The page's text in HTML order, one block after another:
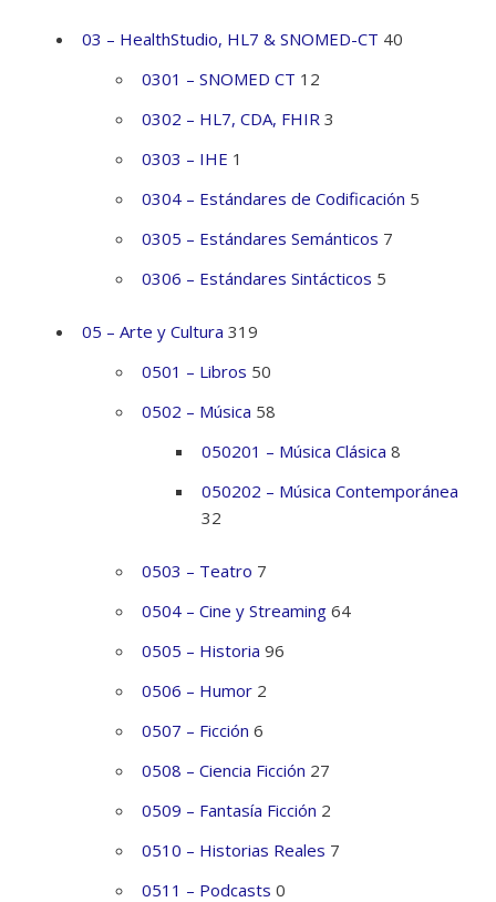
03 – HealthStudio, HL7 & SNOMED-CT 40
0301 – SNOMED CT 12
0302 – HL7, CDA, FHIR 3
0303 – IHE 1
0304 – Estándares de Codificación 5
0305 – Estándares Semánticos 7
0306 – Estándares Sintácticos 5
05 – Arte y Cultura 319
0501 – Libros 50
0502 – Música 58
050201 – Música Clásica 8
050202 – Música Contemporánea
32
0503 – Teatro 7
0504 – Cine y Streaming 64
0505 – Historia 96
0506 – Humor 2
0507 – Ficción 6
0508 – Ciencia Ficción 27
0509 – Fantasía Ficción 2
0510 – Historias Reales 7
0511 – Podcasts 0